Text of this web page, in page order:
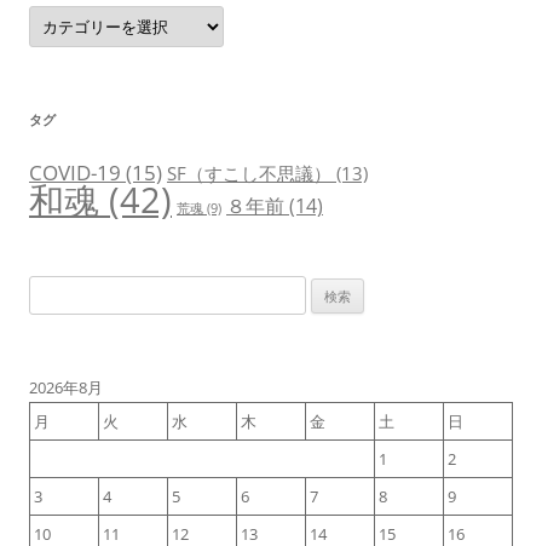
カ
テ
ゴ
タグ
COVID-19 (15) SF（すこし不思議） (13)
和魂 (42) 荒魂 (9) ８年前(14)
索:
2026年8月
月
火 水 木 金 土
日
1
2
3
4 5 6 7 8
9
10
11 12 13 14 15
16